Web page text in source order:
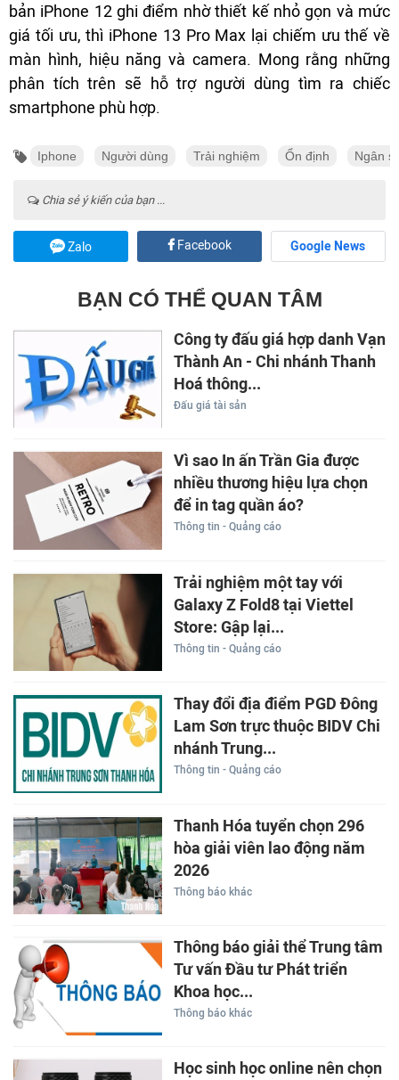
bản iPhone 12 ghi điểm nhờ thiết kế nhỏ gọn và mức
giá tối ưu, thì iPhone 13 Pro Max lại chiếm ưu thế về
màn hình, hiệu năng và camera. Mong rằng những
phân tích trên sẽ hỗ trợ người dùng tìm ra chiếc
smartphone phù hợp.
Iphone Người dùng Trải nghiệm Ổn định Ngân
Chia sẻ ý kiến của bạn ...
Zalo Facebook Google News
BẠN CÓ THỂ QUAN TÂM
Công ty đấu giá hợp danh Vạn
Thành An - Chi nhánh Thanh
Hoá thông...
Đấu giá tài sản
Vì sao In ấn Trần Gia được
nhiều thương hiệu lựa chọn
để in tag quần áo?
Thông tin - Quảng cáo
Trải nghiệm một tay với
Galaxy Z Fold8 tại Viettel
Store: Gập lại...
Thông tin - Quảng cáo
Thay đổi địa điểm PGD Đông
Lam Sơn trực thuộc BIDV Chi
nhánh Trung...
Thông tin - Quảng cáo
Thanh Hóa tuyển chọn 296
hòa giải viên lao động năm
2026
Thông báo khác
Thông báo giải thể Trung tâm
Tư vấn Đầu tư Phát triển
Khoa học...
Thông báo khác
Học sinh học online nên chọn